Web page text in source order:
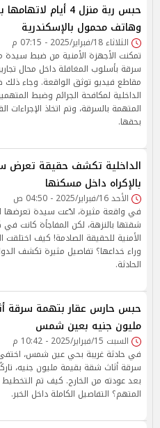
حبس ربة منزل 4 أيام
وهاتف محمول بالإسكندرية
الثلاثاء 18/فبراير/2025 - 07:15 م
تمكنت الأجهزة الأمنية من ضبط سيدة
سرقة بأسلوب المغافلة داخل محال
مقاطع فيديو توثق الواقعة. وجاء
الداخلية لمكافحة الجرائم وضبط
المتهمة بالسرقة، وتم اتخاذ الإجراءات
بحقها.
الداخلية تكشف حقيقة تعرض
بالإكراه داخل مسكنها
الأحد 16/فبراير/2025 - 04:50 ص
في واقعة مثيرة، ادّعت سيدة تعرضها
شقتها بالنزهة، لكن المفاجأة كانت
الأمنية للحقيقة الصادمة! كيف
وراء خداعها؟ تفاصيل مثيرة تكشف
الحادثة.
حبس حارس عقار بتهمة سرقة
مليون جنيه بعين شمس
السبت 15/فبراير/2025 - 10:42 م
في حادثة غريبة بحي عين شمس،
سرقة أثاث شقة بقيمة مليون جنيه،
بعد عودته من الخارج. كيف تم التخطيط
المتهم؟ التفاصيل الكاملة داخل الخبر.